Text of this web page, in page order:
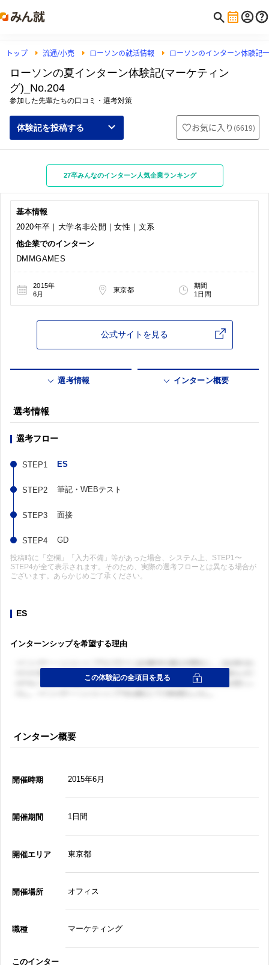
トップ 流通/小売 ローソンの就活情報 ローソンのインターン体験記
ローソンの夏インターン体験記(マーケティン
グ)_No.204
参加した先輩たちの口コミ・選考対策
体験記を投稿する お気に入り (6619)
27卒みんなのインターン人気企業ランキング
基本情報
2020年卒｜大学名非公開｜女性｜文系
他企業でのインターン
DMMGAMES
2015年
6月
東京都
期間
1日間
公式サイトを見る
選考情報 インターン概要
選考情報
選考フロー
ES
筆記・WEBテスト
面接
GD
投稿時に「空欄」「入力不備」等があった場合、システム上、STEP1〜
STEP4が全て表示されます。そのため、実際の選考フローとは異なる場合が
ございます。あらかじめご了承ください。
ES
インターンシップを希望する理由
インターン概要
開催時期 2015年6月
開催期間 1日間
開催エリア 東京都
開催場所 オフィス
職種 マーケティング
このインター